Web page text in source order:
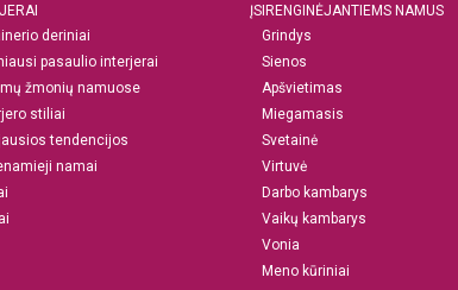
deriniai
pasaulio interjerai
žmonių namuose
stiliai
tendencijos
namai
ĮSIRENGINĖJANTIEMS NAMUS
Grindys
Sienos
Apšvietimas
Miegamasis
Svetainė
Virtuvė
Darbo kambarys
Vaikų kambarys
Vonia
Meno kūriniai